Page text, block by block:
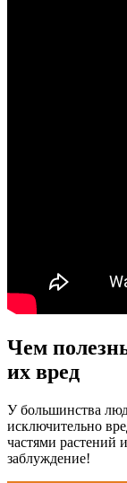
Чем
их вред
У большинства
исключительно
частями растений
заблуждение!